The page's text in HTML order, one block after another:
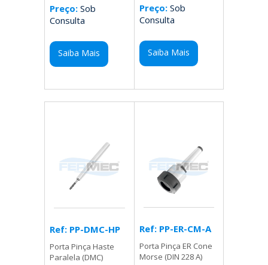
Preço: Sob
Consulta
Saiba Mais
Preço:Sob
Consulta
Saiba Mais
Ref: PP-DMC-HP
Porta Pinça Haste
Paralela (DMC)
Ref: PP-ER-CM-A
Porta Pinça ER Cone
Morse (DIN 228 A)